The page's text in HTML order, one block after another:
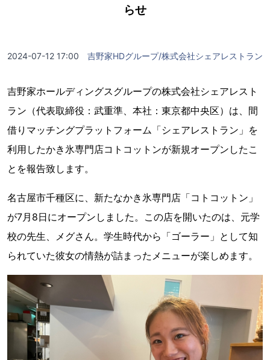
らせ
2024-07-12 17:00 吉野家HDグループ/株式会社シェアレストラン
吉野家ホールディングスグループの株式会社シェアレスト
ラン（代表取締役：武重準、本社：東京都中央区）は、間
借りマッチングプラットフォーム「シェアレストラン」を
利用したかき氷専門店コトコットンが新規オープンしたこ
とを報告致します。
名古屋市千種区に、新たなかき氷専門店「コトコットン」
が7月8日にオープンしました。この店を開いたのは、元学
校の先生、メグさん。学生時代から「ゴーラー」として知
られていた彼女の情熱が詰まったメニューが楽しめます。